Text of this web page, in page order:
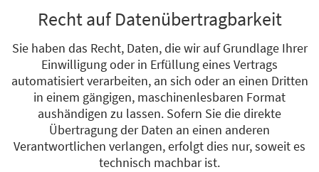
Recht auf Datenübertragbarkeit
Sie haben das Recht, Daten, die wir auf Grundlage Ihrer
Einwilligung oder in Erfüllung eines Vertrags
automatisiert verarbeiten, an sich oder an einen Dritten
in einem gängigen, maschinenlesbaren Format
aushändigen zu lassen. Sofern Sie die direkte
Übertragung der Daten an einen anderen
Verantwortlichen verlangen, erfolgt dies nur, soweit es
technisch machbar ist.